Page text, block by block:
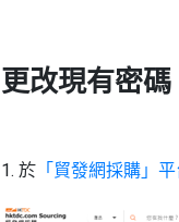
更改現有密碼
1. 於 「貿發網採購」